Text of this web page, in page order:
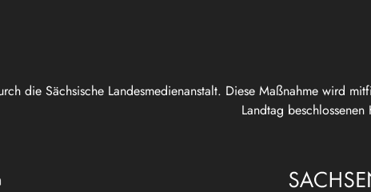
die Sächsische Landesmedienanstalt. Diese Maßnahme wird
Landtag beschlossenen